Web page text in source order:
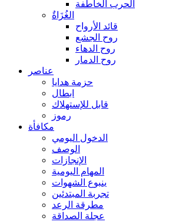
الحرب الخاطفة
الغُزَاةٌ
قائد الأرواح
روح الجشع
روح الدهاء
روح الدمار
عناصر
حزمة هدايا
ابطال
قابل للإستهلاك
رموز
مكافأة
الدخول اليومي
الوصف
الإنجازات
المهام اليومية
ينبوع الشهوات
تجربة المبتدئين
مطرقة الرعد
عجلة الصداقة